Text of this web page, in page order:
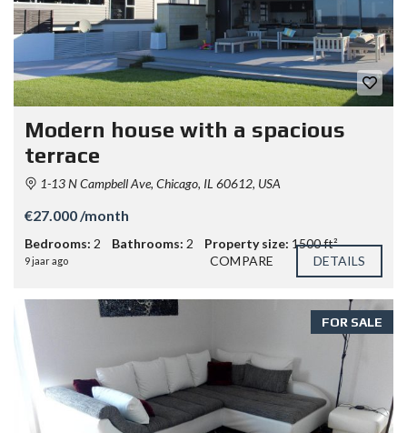
Modern house with a spacious
terrace
1-13 N Campbell Ave, Chicago, IL 60612, USA
€27.000 /month
Bedrooms: 2 Bathrooms: 2 Property size: 1500 ft²
9 jaar ago COMPARE DETAILS
FOR SALE